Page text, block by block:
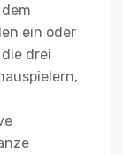
ein oder
drei